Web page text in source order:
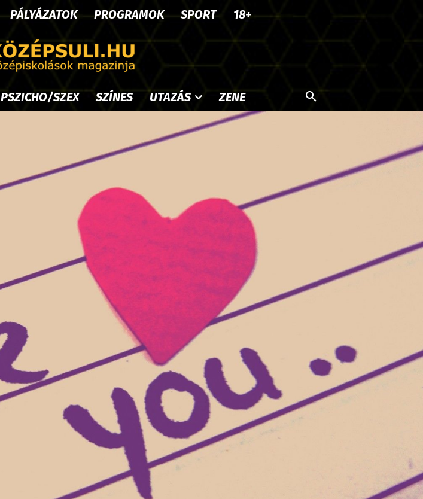
PÁLYÁZATOK PROGRAMOK SPORT 18+
PSZICHO/SZEX SZÍNES UTAZÁS ZENE